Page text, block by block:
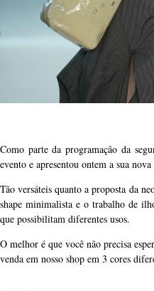
Como parte da programação da
evento e apresentou ontem a sua
Tão versáteis quanto a proposta da
shape minimalista e o trabalho de
que possibilitam diferentes usos.
O melhor é que você não precisa
venda em nosso shop em 3 cores